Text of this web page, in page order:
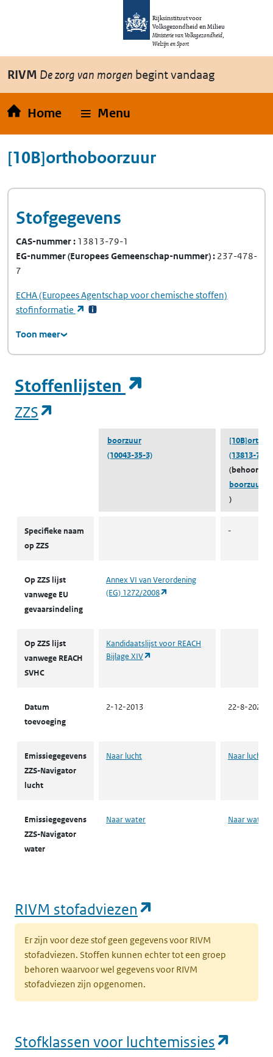
Overslaan en naar de inhoud gaan
Rijksinstituut voor
Volksgezondheid en Milieu
Ministerie van Volksgezondheid,
Welzijn en Sport
RIVM De zorg van morgen begint vandaag
Home Menu
[10B]orthoboorzuur
Stofgegevens
CAS-nummer 13813-79-1
EG-nummer(Europees Gemeenschap-nummer) 237-478-
7
ECHA(Europees Agentschap voor chemische stoffen)
stofinformatie
(opent in een nieuw tabblad)
Toon meer
Stoffenlijsten
ZZS
boorzuur
(10043-35-3)
(13813-79-
(behoort
boorzuur
)
Specifieke naam
op ZZS
-
Op ZZS lijst
vanwege EU
gevaarsindeling
Annex VI van Verordening
(EG) 1272/2008
Op ZZS lijst
vanwege REACH
SVHC
Kandidaatslijst voor REACH
Bijlage XIV
Datum
toevoeging
2-12-2013 22-8-2024
Emissiegegevens
ZZS-Navigator
lucht
Naar lucht Naar lucht
Emissiegegevens
ZZS-Navigator
water
Naar water Naar water
RIVM stofadviezen
Er zijn voor deze stof geen gegevens voor RIVM
stofadviezen. Stoffen kunnen echter tot een groep
behoren waarvoor wel gegevens voor RIVM
stofadviezen zijn opgenomen.
Stofklassen voor luchtemissies